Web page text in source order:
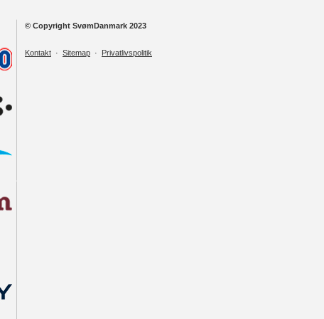
© Copyright SvømDanmark 2023
Kontakt · Sitemap · Privatlivspolitik